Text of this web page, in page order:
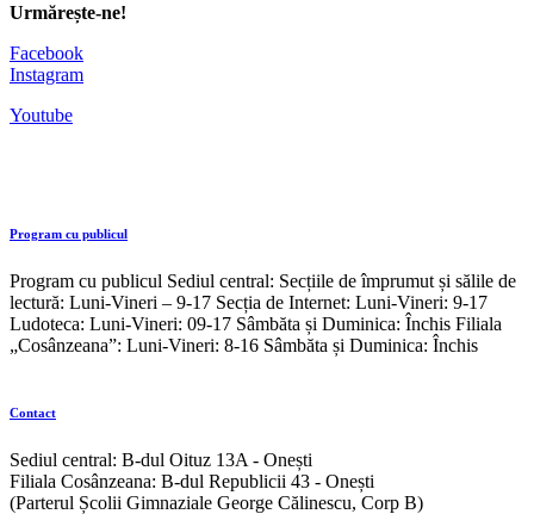
Urmărește-ne!
Facebook
Instagram
Youtube
Program cu publicul
Program cu publicul Sediul central: Secțiile de împrumut și sălile de
lectură: Luni-Vineri – 9-17 Secția de Internet: Luni-Vineri: 9-17
Ludoteca: Luni-Vineri: 09-17 Sâmbăta și Duminica: Închis Filiala
„Cosânzeana”: Luni-Vineri: 8-16 Sâmbăta și Duminica: Închis
Contact
Sediul central: B-dul Oituz 13A - Onești
Filiala Cosânzeana: B-dul Republicii 43 - Onești
(Parterul Școlii Gimnaziale George Călinescu, Corp B)